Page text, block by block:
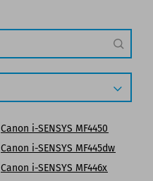
Canon i-SENSYS MF4450
Canon i-SENSYS MF445dw
Canon i-SENSYS MF446x